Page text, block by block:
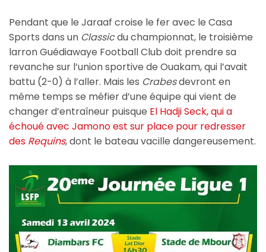
Pendant que le Jaraaf croise le fer avec le Casa
Sports dans un Classicdu championnat, le troisième
larron Guédiawaye Football Club doit prendre sa
revanche sur l’union sportive de Ouakam, qui l’avait
battu (2-0) à l’aller. Mais les Crabesdevront en
même temps se méfier d’une équipe qui vient de
changer d’entraîneur puisque El Hadji Seck, qui a
échoué avec Jamono est sur place pour redresser
des Requins, dont le bateau vacille dangereusement.